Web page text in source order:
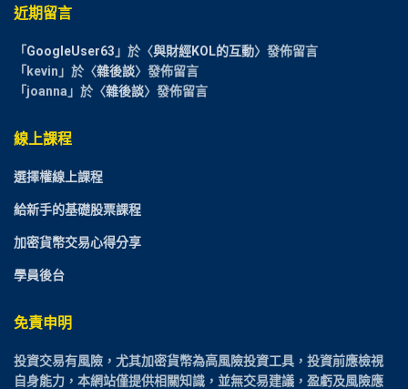
近期留言
「 GoogleUser63 」於〈與財經KOL的互動〉發佈留言
「 kevin 」於〈雜後談〉發佈留言
「 joanna 」於〈雜後談〉發佈留言
線上課程
選擇權線上課程
給新手的基礎股票課程
加密貨幣交易心得分享
學員後台
免責申明
投資交易有風險，尤其加密貨幣為高風險投資工具，投資前應檢視
自身能力，本網站僅提供相關知識，並無交易建議，盈虧及風險應